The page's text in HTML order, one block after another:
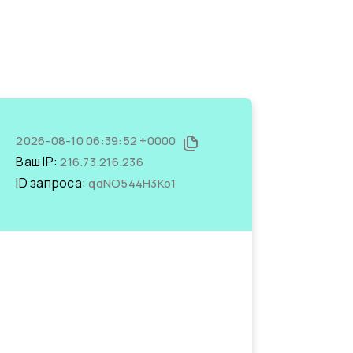
2026-08-10 06:39:52 +0000
Ваш IP:216.73.216.236
ID запроса:qdNO544H3Ko1